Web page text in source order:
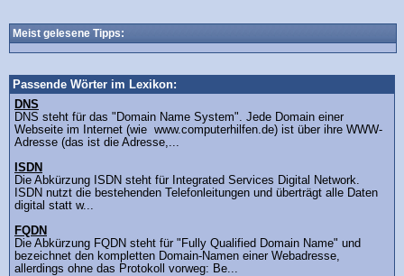
Meist gelesene Tipps:
Passende Wörter im Lexikon:
DNS
DNS steht für das "Domain Name System". Jede Domain einer
Webseite im Internet (wie www.computerhilfen.de) ist über ihre WWW-
Adresse (das ist die Adresse,...
ISDN
Die Abkürzung ISDN steht für Integrated Services Digital Network.
ISDN nutzt die bestehenden Telefonleitungen und überträgt alle Daten
digital statt w...
FQDN
Die Abkürzung FQDN steht für "Fully Qualified Domain Name" und
bezeichnet den kompletten Domain-Namen einer Webadresse,
allerdings ohne das Protokoll vorweg: Be...